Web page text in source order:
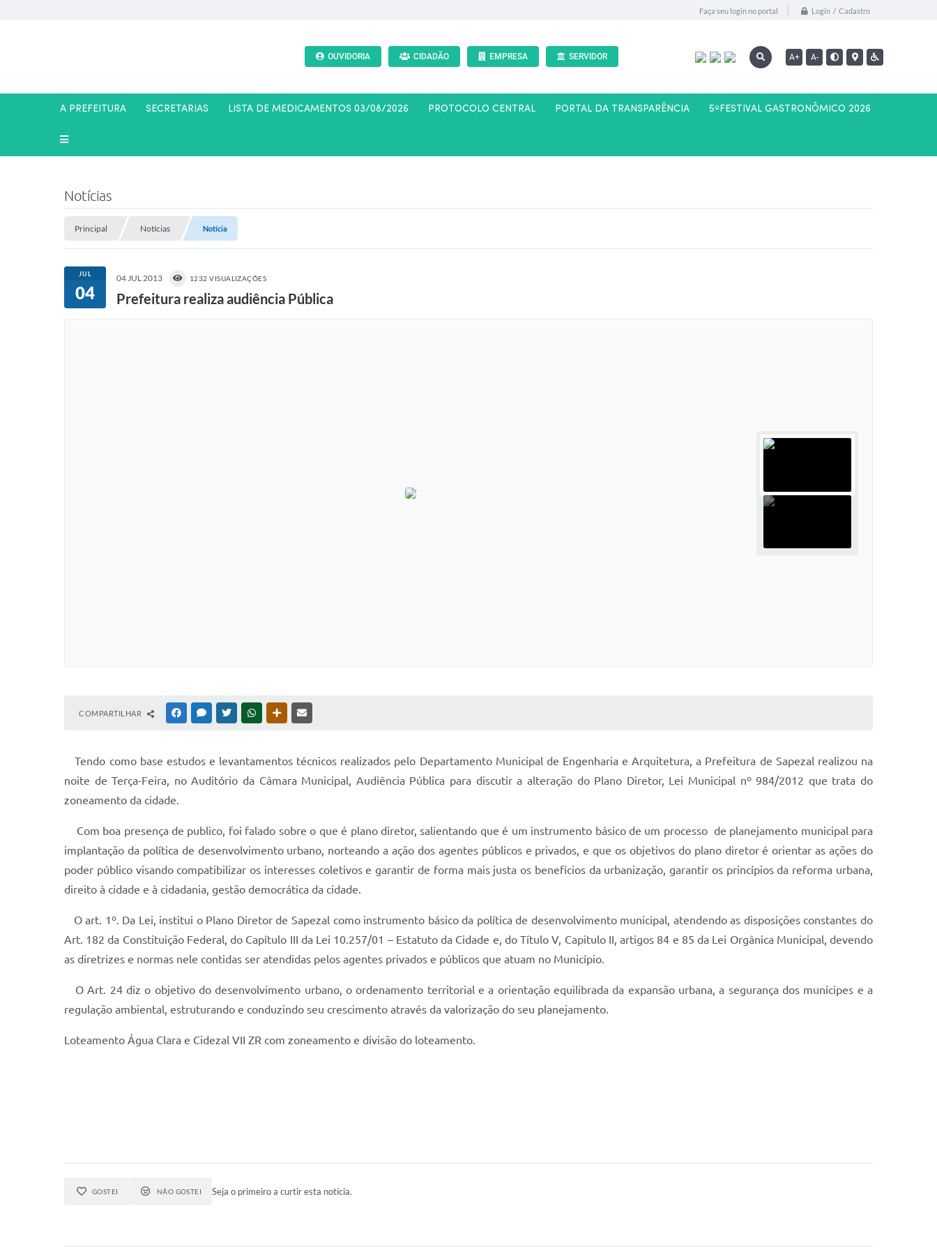
Faça seu login no portal Login / Cadastro
OUVIDORIA CIDADÃO EMPRESA SERVIDOR A+ A-
A PREFEITURA SECRETARIAS LISTA DE MEDICAMENTOS 03/08/2026 PROTOCOLO CENTRAL PORTAL DA TRANSPARÊNCIA 5ºFESTIVAL GASTRONÔMICO 2026
Notícias
Principal Notícias Notícia
JUL
04
04 JUL 2013 1232 VISUALIZAÇÕES
Prefeitura realiza audiência Pública
COMPARTILHAR FACEBOOKMESSENGER
TWITTERWHATSAPPOUTRAS MÍDIAS
Tendo como base estudos e levantamentos técnicos realizados pelo Departamento Municipal de Engenharia e Arquitetura, a Prefeitura de Sapezal realizou na
noite de Terça-Feira, no Auditório da Câmara Municipal, Audiência Pública para discutir a alteração do Plano Diretor, Lei Municipal nº 984/2012 que trata do
zoneamento da cidade.
Com boa presença de publico, foi falado sobre o que é plano diretor, salientando que é um instrumento básico de um processo de planejamento municipal para
implantação da política de desenvolvimento urbano, norteando a ação dos agentes públicos e privados, e que os objetivos do plano diretor é orientar as ações do
poder público visando compatibilizar os interesses coletivos e garantir de forma mais justa os benefícios da urbanização, garantir os princípios da reforma urbana,
direito à cidade e à cidadania, gestão democrática da cidade.
O art. 1º. Da Lei, institui o Plano Diretor de Sapezal como instrumento básico da política de desenvolvimento municipal, atendendo as disposições constantes do
Art. 182 da Constituição Federal, do Capítulo III da Lei 10.257/01 – Estatuto da Cidade e, do Título V, Capitulo II, artigos 84 e 85 da Lei Orgânica Municipal, devendo
as diretrizes e normas nele contidas ser atendidas pelos agentes privados e públicos que atuam no Município.
O Art. 24 diz o objetivo do desenvolvimento urbano, o ordenamento territorial e a orientação equilibrada da expansão urbana, a segurança dos munícipes e a
regulação ambiental, estruturando e conduzindo seu crescimento através da valorização do seu planejamento.
Loteamento Água Clara e Cidezal VII ZR com zoneamento e divisão do loteamento.
GOSTEI NÃO GOSTEI Seja o primeiro a curtir esta notícia.